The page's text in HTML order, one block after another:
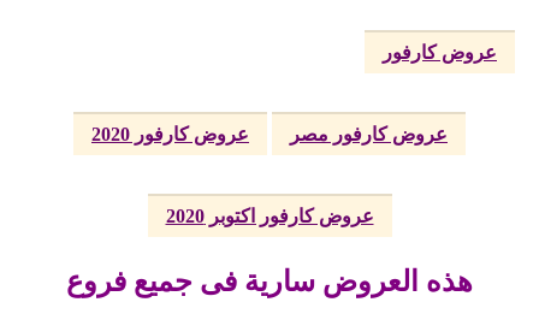
عروض كارفور
عروض كارفور مصر عروض كارفور 2020
عروض كارفور اكتوبر 2020
هذه العروض سارية فى جميع فروع